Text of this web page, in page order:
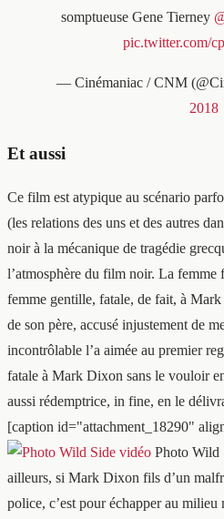
somptueuse Gene Tierney
pic.twitter.com/
— Cinémaniac / CNM
2018
Et aussi
Ce film est atypique au scénario
(les relations des uns et des autres
noir à la mécanique de tragédie
l’atmosphère du film noir. La femme
femme gentille, fatale, de fait, à
de son père, accusé injustement de
incontrôlable l’a aimée au premier
fatale à Mark Dixon sans le vouloir
aussi rédemptrice, in fine, en le
[caption id="attachment_18290"
Photo Wild
ailleurs, si Mark Dixon fils d’un
police, c’est pour échapper au